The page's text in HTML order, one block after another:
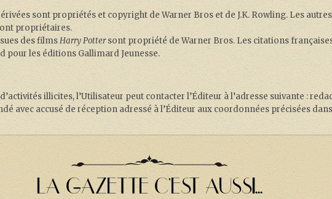
sont propriétés et copyright de Warner Bros et de J.K. Rowling. Les
propriétaires.
des filmsHarry Pottersont propriété de Warner Bros. Les citations
pour les éditions Gallimard Jeunesse.
illicites, l’Utilisateur peut contacter l’Éditeur à l’adresse suivante :
avec accusé de réception adressé à l’Éditeur aux coordonnées précisées
LA GAZETTE C'EST AUSSI...